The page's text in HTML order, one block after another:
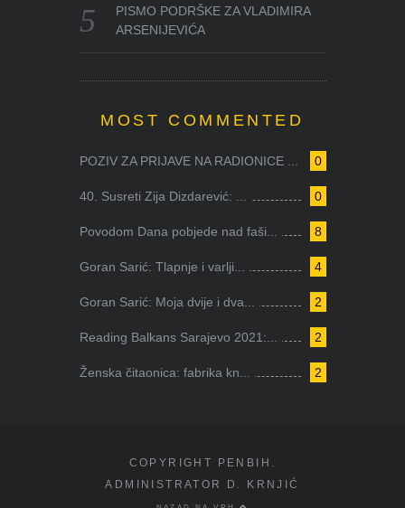
PISMO PODRŠKE ZA VLADIMIRA
ARSENIJEVIĆA
MOST COMMENTED
0
POZIV ZA PRIJAVE NA RADIONICE ...
0
40. Susreti Zija Dizdarević: ...
8
Povodom Dana pobjede nad faši...
4
Goran Sarić: Tlapnje i varlji...
2
Goran Sarić: Moja dvije i dva...
2
Reading Balkans Sarajevo 2021:...
2
Ženska čitaonica: fabrika kn...
COPYRIGHT PENBIH.
ADMINISTRATOR D. KRNJIĆ